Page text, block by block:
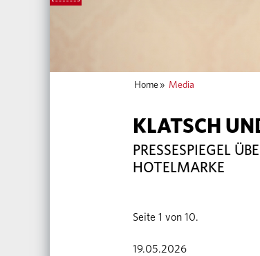
Home » Media
KLATSCH
PRESSESPIEGEL
HOTELMARKE
Seite 1 von 10.
19.05.2026